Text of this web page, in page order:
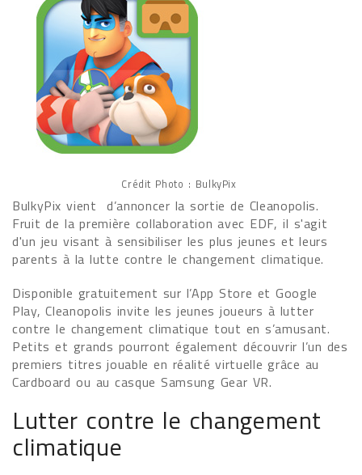
Crédit Photo : BulkyPix
BulkyPix vient d’annoncer la sortie de Cleanopolis.
Fruit de la première collaboration avec EDF, il s'agit
d'un jeu visant à sensibiliser les plus jeunes et leurs
parents à la lutte contre le changement climatique.
Disponible gratuitement sur l’App Store et Google
Play, Cleanopolis invite les jeunes joueurs à lutter
contre le changement climatique tout en s’amusant.
Petits et grands pourront également découvrir l’un des
premiers titres jouable en réalité virtuelle grâce au
Cardboard ou au casque Samsung Gear VR.
Lutter contre le changement
climatique